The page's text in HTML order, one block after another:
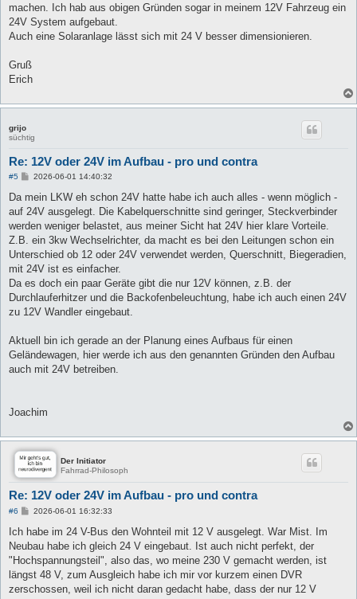
machen. Ich hab aus obigen Gründen sogar in meinem 12V Fahrzeug ein
24V System aufgebaut.
Auch eine Solaranlage lässt sich mit 24 V besser dimensionieren.
Gruß
Erich
grijo
süchtig
Re: 12V oder 24V im Aufbau - pro und contra
#5
B
i
r
a
2026-06-01 14:40:32
Da mein LKW eh schon 24V hatte habe ich auch alles - wenn möglich -
auf 24V ausgelegt. Die Kabelquerschnitte sind geringer, Steckverbinder
werden weniger belastet, aus meiner Sicht hat 24V hier klare Vorteile.
Z.B. ein 3kw Wechselrichter, da macht es bei den Leitungen schon ein
Unterschied ob 12 oder 24V verwendet werden, Querschnitt, Biegeradien,
mit 24V ist es einfacher.
Da es doch ein paar Geräte gibt die nur 12V können, z.B. der
Durchlauferhitzer und die Backofenbeleuchtung, habe ich auch einen 24V
zu 12V Wandler eingebaut.
Aktuell bin ich gerade an der Planung eines Aufbaus für einen
Geländewagen, hier werde ich aus den genannten Gründen den Aufbau
auch mit 24V betreiben.
Joachim
Der Initiator
Fahrrad-Philosoph
Re: 12V oder 24V im Aufbau - pro und contra
#6
B
i
r
a
2026-06-01 16:32:33
Ich habe im 24 V-Bus den Wohnteil mit 12 V ausgelegt. War Mist. Im
Neubau habe ich gleich 24 V eingebaut. Ist auch nicht perfekt, der
"Hochspannungsteil", also das, wo meine 230 V gemacht werden, ist
längst 48 V, zum Ausgleich habe ich mir vor kurzem einen DVR
zerschossen, weil ich nicht daran gedacht habe, dass der nur 12 V